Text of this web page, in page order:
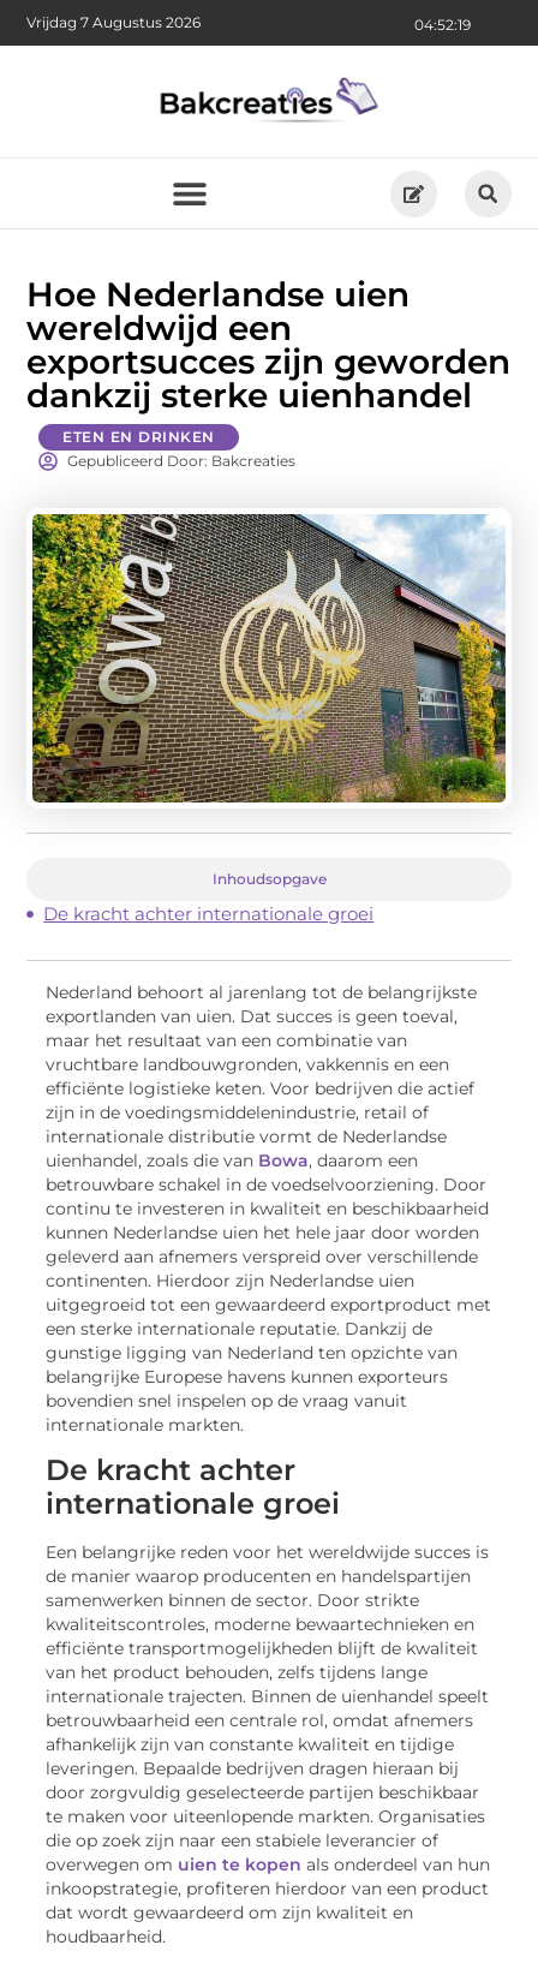
04:52:21
Vrijdag 7 Augustus 2026
Hoe Nederlandse uien
wereldwijd een
exportsucces zijn geworden
dankzij sterke uienhandel
ETEN EN DRINKEN
Gepubliceerd Door: Bakcreaties
Inhoudsopgave
De kracht achter internationale groei
Nederland behoort al jarenlang tot de belangrijkste
exportlanden van uien. Dat succes is geen toeval,
maar het resultaat van een combinatie van
vruchtbare landbouwgronden, vakkennis en een
efficiënte logistieke keten. Voor bedrijven die actief
zijn in de voedingsmiddelenindustrie, retail of
internationale distributie vormt de Nederlandse
uienhandel, zoals die van Bowa, daarom een
betrouwbare schakel in de voedselvoorziening. Door
continu te investeren in kwaliteit en beschikbaarheid
kunnen Nederlandse uien het hele jaar door worden
geleverd aan afnemers verspreid over verschillende
continenten. Hierdoor zijn Nederlandse uien
uitgegroeid tot een gewaardeerd exportproduct met
een sterke internationale reputatie. Dankzij de
gunstige ligging van Nederland ten opzichte van
belangrijke Europese havens kunnen exporteurs
bovendien snel inspelen op de vraag vanuit
internationale markten.
De kracht achter
internationale groei
Een belangrijke reden voor het wereldwijde succes is
de manier waarop producenten en handelspartijen
samenwerken binnen de sector. Door strikte
kwaliteitscontroles, moderne bewaartechnieken en
efficiënte transportmogelijkheden blijft de kwaliteit
van het product behouden, zelfs tijdens lange
internationale trajecten. Binnen de uienhandel speelt
betrouwbaarheid een centrale rol, omdat afnemers
afhankelijk zijn van constante kwaliteit en tijdige
leveringen. Bepaalde bedrijven dragen hieraan bij
door zorgvuldig geselecteerde partijen beschikbaar
te maken voor uiteenlopende markten. Organisaties
die op zoek zijn naar een stabiele leverancier of
overwegen om uien te kopen als onderdeel van hun
inkoopstrategie, profiteren hierdoor van een product
dat wordt gewaardeerd om zijn kwaliteit en
houdbaarheid.